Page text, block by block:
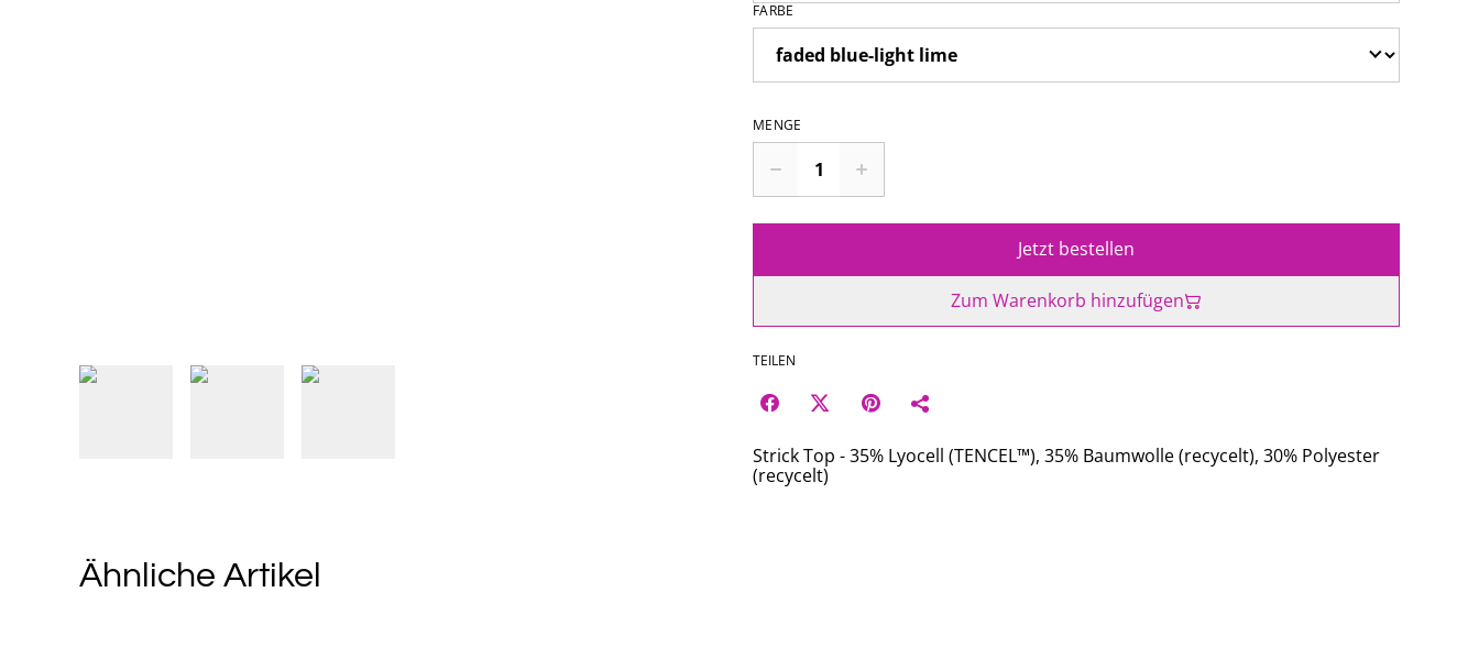
FARBE
MENGE
Jetzt bestellen
Zum Warenkorb hinzufügen
TEILEN
Strick Top - 35% Lyocell (TENCEL™), 35% Baumwolle (recycelt), 30% Polyester
(recycelt)
Ähnliche Artikel